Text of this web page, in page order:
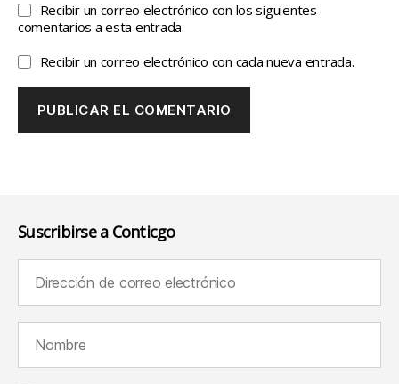
Recibir un correo electrónico con los siguientes
comentarios a esta entrada.
Recibir un correo electrónico con cada nueva entrada.
Suscribirse a Conticgo